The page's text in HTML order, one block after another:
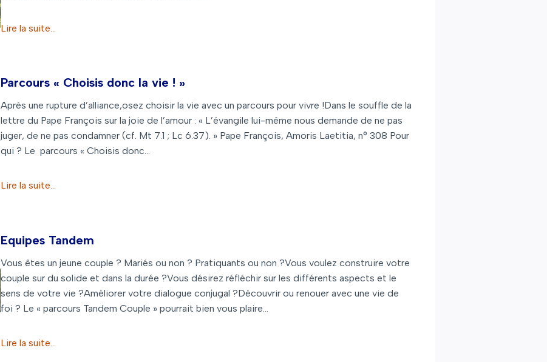
Lire la suite…
Parcours « Choisis donc la vie ! »
Après une rupture d’alliance,osez choisir la vie avec un parcours pour vivre !Dans le souffle de la
lettre du Pape François sur la joie de l’amour : « L’évangile lui-même nous demande de ne pas
juger, de ne pas condamner (cf. Mt 7.1 ; Lc 6.37). » Pape François, Amoris Laetitia, n° 308 Pour
qui ? Le parcours « Choisis donc…
Lire la suite…
Equipes Tandem
Vous êtes un jeune couple ? Mariés ou non ? Pratiquants ou non ?Vous voulez construire votre
couple sur du solide et dans la durée ?Vous désirez réfléchir sur les différents aspects et le
sens de votre vie ?Améliorer votre dialogue conjugal ?Découvrir ou renouer avec une vie de
foi ? Le « parcours Tandem Couple » pourrait bien vous plaire…
Lire la suite…